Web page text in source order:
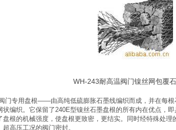
WH-243耐高温阀门镍丝网包覆
门专用盘根——由高纯低硫膨胀石墨线编织而成，并在每
状编织。它保留了240E型镍丝石墨盘根的所有内在优点，
盘根的机械强度，使盘根更致密，更结实。同时经特殊处
高压工况的阀门密封。